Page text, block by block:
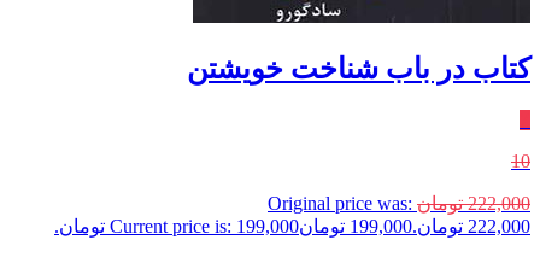
کتاب در باب شناخت خویشتن
10
222,000 تومان Original price was:
222,000 تومان.
199,000 تومانCurrent price is: 199,000 تومان.